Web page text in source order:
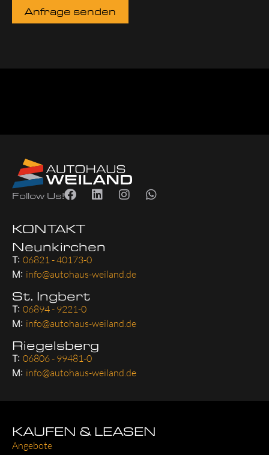
Anfrage senden
Follow Us!
KONTAKT
Neunkirchen
T: 06821 - 40173-0
M: info@autohaus-weiland.de
St. Ingbert
T: 06894 - 9221-0
M: info@autohaus-weiland.de
Riegelsberg
T: 06806 - 99481-0
M: info@autohaus-weiland.de
KAUFEN & LEASEN
Ange­bo­te